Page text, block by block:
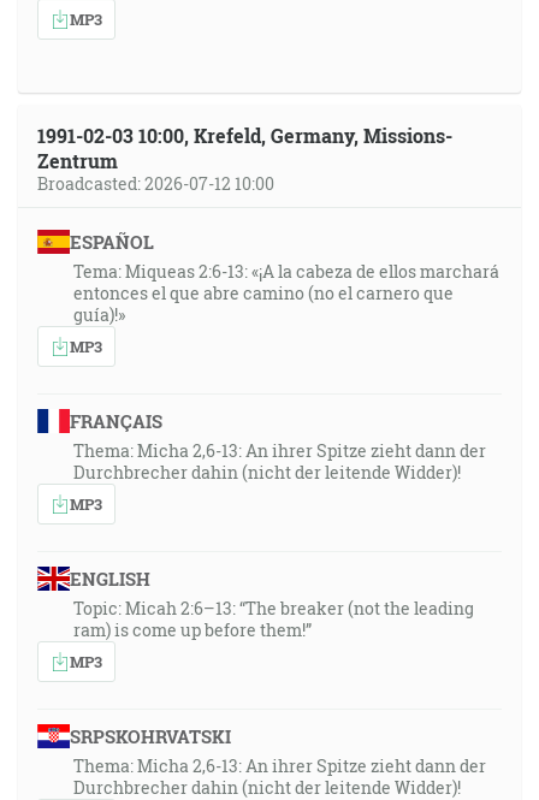
MP3
1991-02-03 10:00, Krefeld, Germany, Missions-
Zentrum
Broadcasted: 2026-07-12 10:00
ESPAÑOL
Tema: Miqueas 2:6-13: «¡A la cabeza de ellos marchará
entonces el que abre camino (no el carnero que
guía)!»
MP3
FRANÇAIS
Thema: Micha 2,6-13: An ihrer Spitze zieht dann der
Durchbrecher dahin (nicht der leitende Widder)!
MP3
ENGLISH
Topic: Micah 2:6–13: “The breaker (not the leading
ram) is come up before them!”
MP3
SRPSKOHRVATSKI
Thema: Micha 2,6-13: An ihrer Spitze zieht dann der
Durchbrecher dahin (nicht der leitende Widder)!